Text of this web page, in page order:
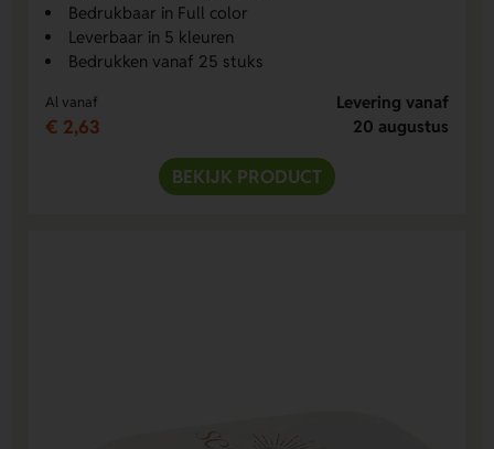
Bedrukbaar in Full color
Leverbaar in 5 kleuren
Bedrukken vanaf 25 stuks
Al vanaf
€ 2,63
Levering vanaf
20 augustus
BEKIJK PRODUCT